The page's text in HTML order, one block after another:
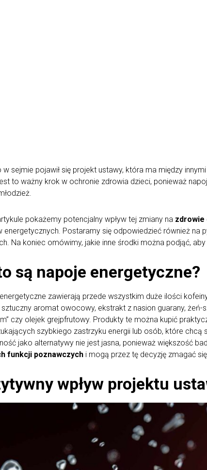
w sejmie pojawił się projekt ustawy, która ma między
to ważny krok w ochronie zdrowia dzieci, ponieważ
pokażemy potencjalny wpływ tej zmiany na zdrowie
energetycznych. Postaramy się odpowiedzieć również na
Na koniec omówimy, jakie inne środki można podjąć,
są napoje energetyczne?
zawierają przede wszystkim duże ilości
aromat owocowy, ekstrakt z nasion guarany,
czy olejek grejpfrutowy. Produkty te można kupić
szybkiego zastrzyku energii lub osób, które
jako alternatywy nie jest jasna, ponieważ większość
funkcji poznawczych i mogą przez tę decyzję zmagać
wpływ projektu